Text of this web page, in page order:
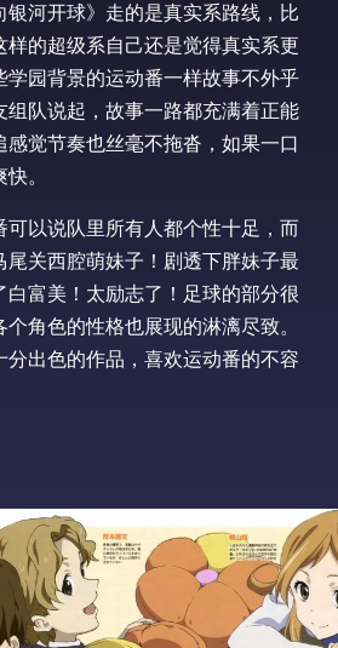
银河开球》走的是真实系路线，比
样的超级系自己还是觉得真实系更
学园背景的运动番一样故事不外乎
组队说起，故事一路都充满着正能
觉节奏也丝毫不拖沓，如果一口
。
可以说队里所有人都个性十足，而
尾关西腔萌妹子！剧透下胖妹子最
白富美！太励志了！足球的部分很
角色的性格也展现的淋漓尽致。
分出色的作品，喜欢运动番的不容